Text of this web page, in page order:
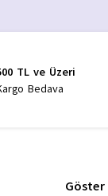
TL ve Üzeri
Bedava
Göster